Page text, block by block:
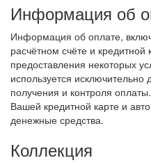
Информация об
Информация об оплате,
расчётном счёте и кредитной
предоставления некоторых
используется исключительно
получения и контроля
Вашей кредитной карте и
денежные средства.
Коллекция